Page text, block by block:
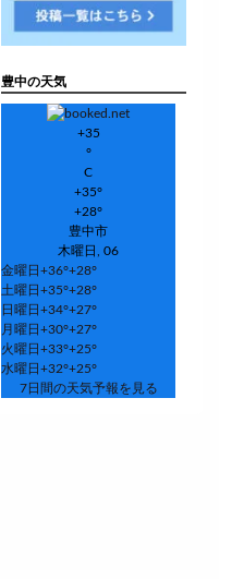
豊中の天気
+35
°
C
+35°
+28°
豊中市
木曜日, 06
金曜日 +36°+28°
土曜日 +35°+28°
日曜日 +34°+27°
月曜日 +30°+27°
火曜日 +33°+25°
水曜日 +32°+25°
7日間の天気予報を見る